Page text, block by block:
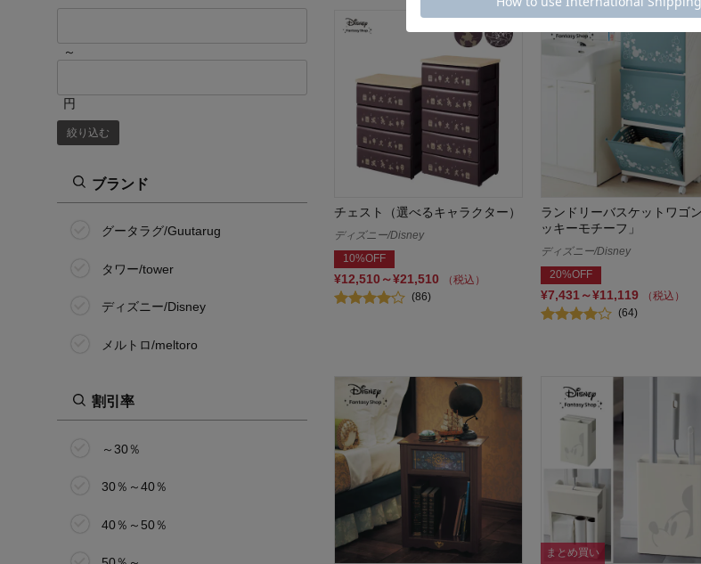
～
円
絞り込む
ブランド
グータラグ/Guutarug
タワー/tower
ディズニー/Disney
メルトロ/meltoro
割引率
～30％
30％～40％
40％～50％
チェスト（選べるキャラクター）
ディズニー/Disney
10%OFF
¥12,510～¥21,510
（税込）
(86)
ランドリーバスケットワゴ
ッキーモチーフ」
ディズニー/Disney
20%OFF
¥7,431～¥11,119
（税込）
(64)
まとめ買い